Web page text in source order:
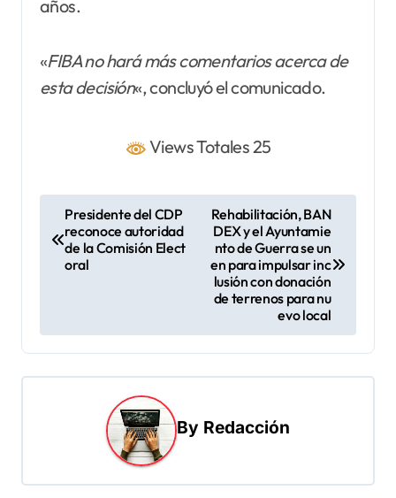
años.
«FIBA no hará más comentarios acerca de
esta decisión«, concluyó el comunicado.
Views Totales 25
a
c
Presidente del CDP
reconoce autoridad
de la Comisión Elect
oral
Rehabilitación, BAN
DEX y el Ayuntamie
nto de Guerra se un
en para impulsar inc
lusión con donación
de terrenos para nu
evo local
By Redacción